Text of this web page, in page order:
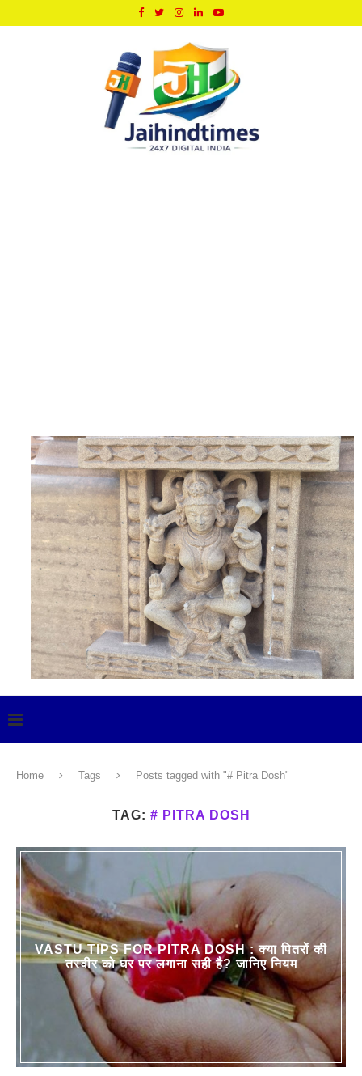
Home Tags Posts tagged with "# Pitra Dosh"
TAG: # PITRA DOSH
VASTU TIPS FOR PITRA DOSH : क्या पितरों की
तस्वीर को घर पर लगाना सही है? जानिए नियम